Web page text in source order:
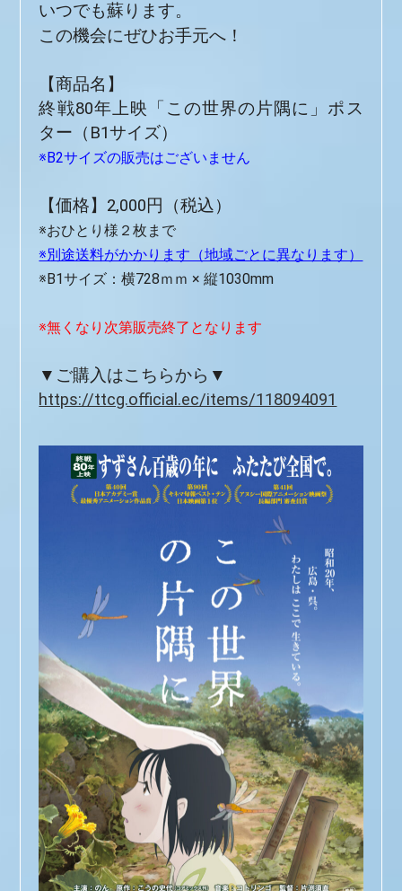
いつでも蘇ります。
この機会にぜひお手元へ！
【商品名】
終戦80年上映「この世界の片隅に」ポス
ター（B1サイズ）
※B2サイズの販売はございません
【価格】2,000円（税込）
※おひとり様２枚まで
※別途送料がかかります（地域ごとに異なります）
※B1サイズ：横728ｍｍ × 縦1030mm
※無くなり次第販売終了となります
▼ご購入はこちらから▼
https://ttcg.official.ec/items/118094091